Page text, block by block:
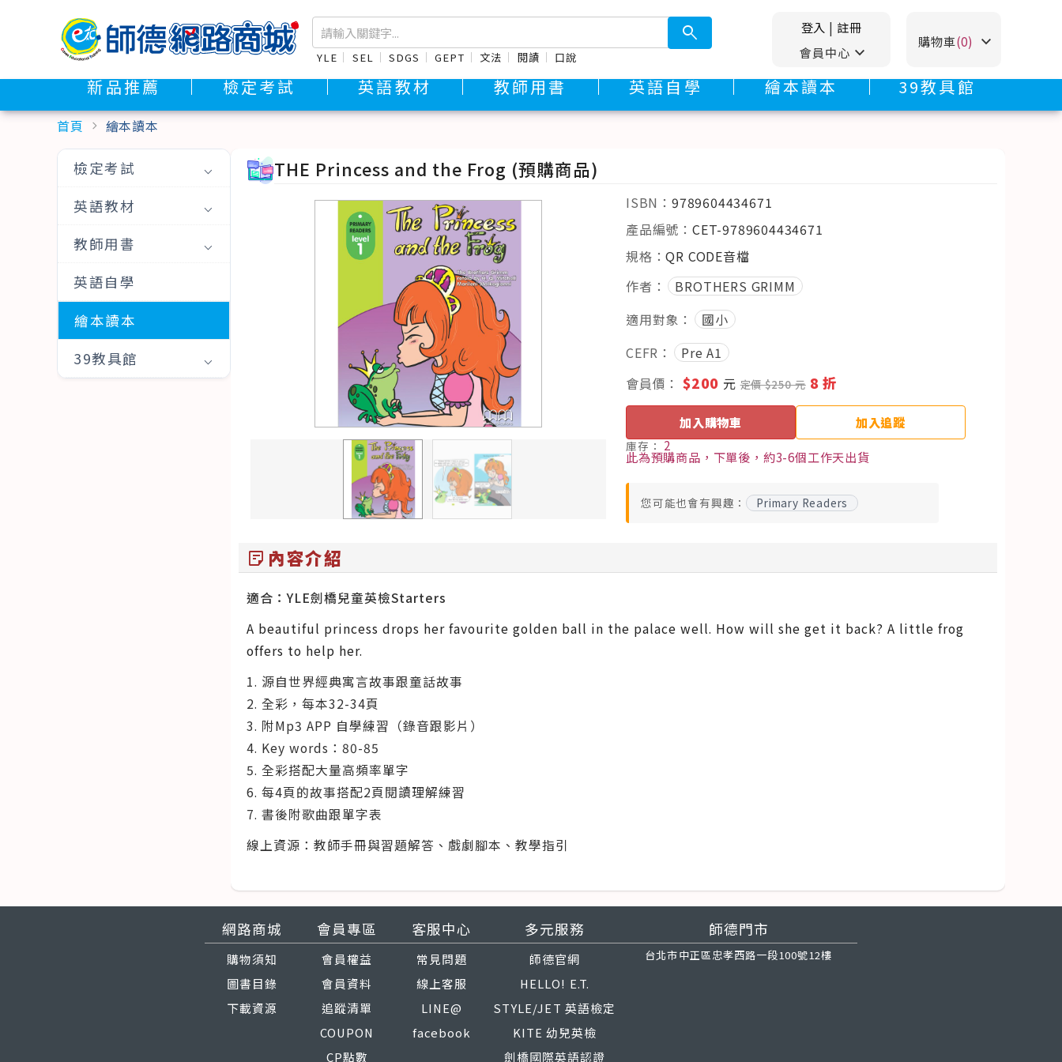
search
YLE SEL SDGS GEPT 文法 閱讀 口說
登入 | 註冊
會員中心 stat_minus_1
購物車(0) stat_minus_1
新品推薦 檢定考試 英語教材 教師用書 英語自學 繪本讀本 39教具館
首頁 chevron_right 繪本讀本
檢定考試
英語教材
教師用書
英語自學
繪本讀本
39教具館
THE Princess and the Frog (預購商品)
ISBN： 9789604434671
產品編號： CET-9789604434671
規格：QR CODE音檔
作者：
BROTHERS GRIMM
適用對象：
國小
CEFR：
Pre A1
會員價： $200 元定價 $250 元 8 折
加入購物車 加入追蹤
庫存： 2
此為預購商品，下單後，約3-6個工作天出貨
您可能也會有興趣： Primary Readers
sticky_note_2 內容介紹
適合：YLE劍橋兒童英檢Starters
A beautiful princess drops her favourite golden ball in the palace well. How will she get it back? A little frog
offers to help her.
1. 源自世界經典寓言故事跟童話故事
2. 全彩，每本32-34頁
3. 附Mp3 APP 自學練習（錄音跟影片）
4. Key words：80-85
5. 全彩搭配大量高頻率單字
6. 每4頁的故事搭配2頁閱讀理解練習
7. 書後附歌曲跟單字表
線上資源：教師手冊與習題解答、戲劇腳本、教學指引
網路商城
購物須知
圖書目錄
下載資源
會員專區
會員權益
會員資料
追蹤清單
COUPON
CP點數
客服中心
常見問題
線上客服
LINE@
facebook
多元服務
師德官網
HELLO! E.T.
STYLE/JET 英語檢定
KITE 幼兒英檢
劍橋國際英語認證
師德門市
台北市中正區忠孝西路一段100號12樓